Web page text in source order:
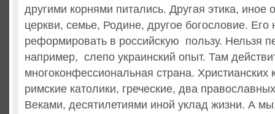
другими корнями питались. Другая этика, иное
церкви, семье, Родине, другое богословие. Его
реформировать в российскую пользу. Нельзя
например, слепо украинский опыт. Там
многоконфессиональная страна. Христианских
римские католики, греческие, два
Веками, десятилетиями иной уклад жизни. А